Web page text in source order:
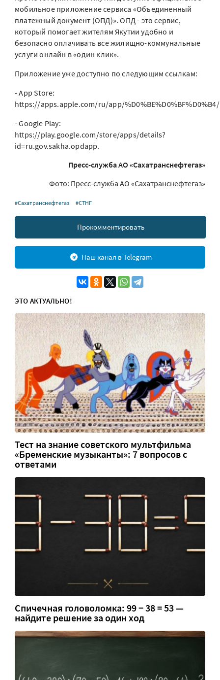
мобильное приложение сервиса «Объединенный
платежный документ (ОПД)». ОПД - это сервис,
который помогает жителям Якутии удобно и
безопасно оплачивать все жилищно-коммунальные
услуги онлайн в «один клик».
Приложение уже доступно по следующим ссылкам:
- App Store:
https://apps.apple.com/ru/app/
- Google Play:
https://play.google.com/store/apps/details?
id=ru.gov.sakha.opdapp.
Пресс-служба АО «Сахатранснефтегаз»
Фото: Пресс-служба АО «Сахатранснефтегаз»
#Сахатранснефтегаз #СТНГ
Прокомментировать
Наш канал в Telegram
ЭТО АКТУАЛЬНО!
Тест на знание советского мультфильма
«Бременские музыканты»: 7 вопросов с
ответами
Спичечная головоломка: 99 − 38 = 53 —
найдите решение за один ход